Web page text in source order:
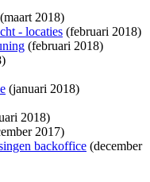
(maart 2018)
- locaties (februari 2018)
(februari 2018)
(januari 2018)
2018)
2017)
backoffice (december